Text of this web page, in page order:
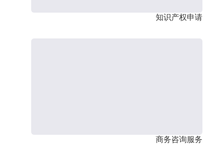
知识产权申请
商务咨询服务